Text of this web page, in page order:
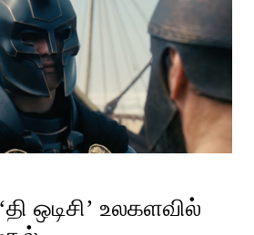
ஒடிசி’ உலகளவில்